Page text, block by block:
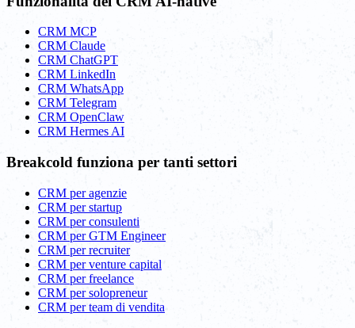
CRM MCP
CRM Claude
CRM ChatGPT
CRM LinkedIn
CRM WhatsApp
CRM Telegram
CRM OpenClaw
CRM Hermes AI
Breakcold funziona per tanti settori
CRM per agenzie
CRM per startup
CRM per consulenti
CRM per GTM Engineer
CRM per recruiter
CRM per venture capital
CRM per freelance
CRM per solopreneur
CRM per team di vendita